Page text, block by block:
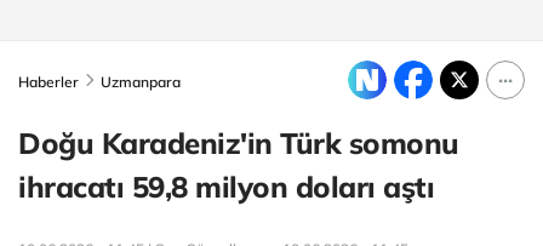
Haberler Uzmanpara
Doğu Karadeniz'in Türk somonu
ihracatı 59,8 milyon doları aştı